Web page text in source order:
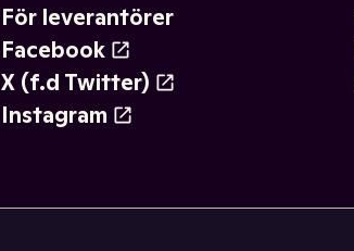
För leverantörer
Facebook
X (f.d Twitter)
Instagram